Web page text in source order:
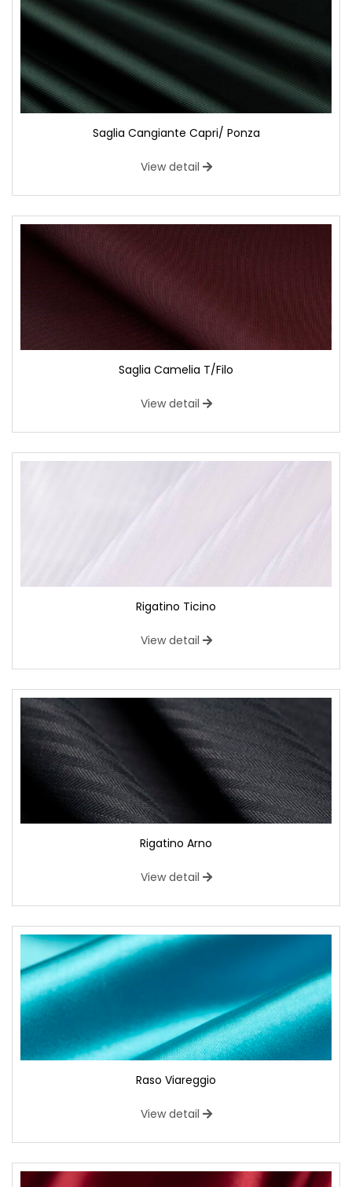
Saglia Cangiante Capri/ Ponza
View detail
Saglia Camelia T/Filo
View detail
Rigatino Ticino
View detail
Rigatino Arno
View detail
Raso Viareggio
View detail